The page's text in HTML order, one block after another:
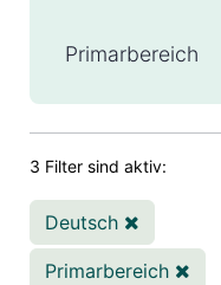
Primarbereich
3 Filter sind aktiv:
Deutsch
Primarbereich